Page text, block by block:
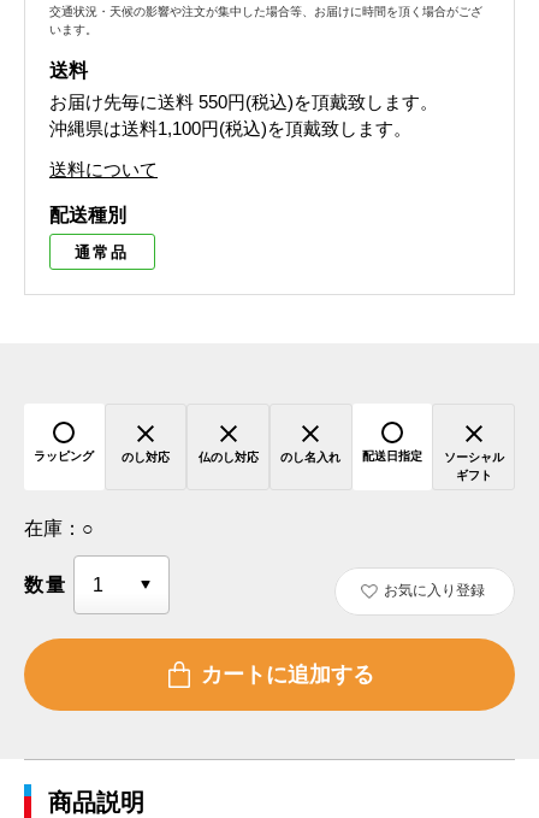
交通状況・天候の影響や注文が集中した場合等、お届けに時間を頂く場合がござ
います。
送料
お届け先毎に送料 550円(税込)を頂戴致します。
沖縄県は送料1,100円(税込)を頂戴致します。
送料について
配送種別
通常品
ラッピング のし対応 仏のし対応 のし名入れ 配送日指定
ソーシャル
ギフト
在庫： ○
数量 お気に入り登録
商品説明